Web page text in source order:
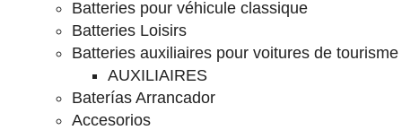
Batteries pour véhicule classique
Batteries Loisirs
Batteries auxiliaires pour voitures de tourisme
AUXILIAIRES
Baterías Arrancador
Accesorios